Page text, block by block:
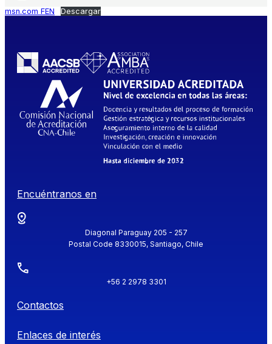
msn.com FEN Descargar
Encuéntranos en
Diagonal Paraguay 205 - 257
Postal Code 8330015, Santiago, Chile
+56 2 2978 3301
Contactos
Enlaces de interés